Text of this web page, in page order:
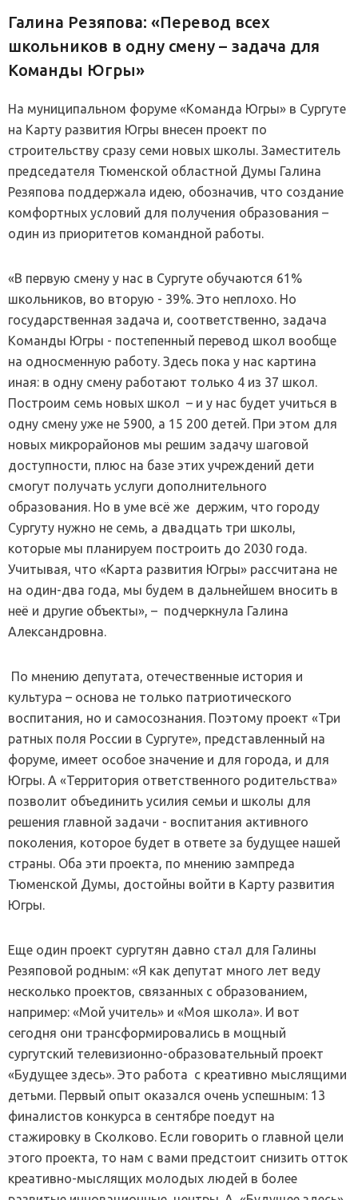
Галина Резяпова: «Перевод всех
школьников в одну смену – задача для
Команды Югры»
На муниципальном форуме «Команда Югры» в Сургуте
на Карту развития Югры внесен проект по
строительству сразу семи новых школы. Заместитель
председателя Тюменской областной Думы Галина
Резяпова поддержала идею, обозначив, что создание
комфортных условий для получения образования –
один из приоритетов командной работы.
«В первую смену у нас в Сургуте обучаются 61%
школьников, во вторую - 39%. Это неплохо. Но
государственная задача и, соответственно, задача
Команды Югры - постепенный перевод школ вообще
на односменную работу. Здесь пока у нас картина
иная: в одну смену работают только 4 из 37 школ.
Построим семь новых школ – и у нас будет учиться в
одну смену уже не 5900, а 15 200 детей. При этом для
новых микрорайонов мы решим задачу шаговой
доступности, плюс на базе этих учреждений дети
смогут получать услуги дополнительного
образования. Но в уме всё же держим, что городу
Сургуту нужно не семь, а двадцать три школы,
которые мы планируем построить до 2030 года.
Учитывая, что «Карта развития Югры» рассчитана не
на один-два года, мы будем в дальнейшем вносить в
неё и другие объекты», – подчеркнула Галина
Александровна.
По мнению депутата, отечественные история и
культура – основа не только патриотического
воспитания, но и самосознания. Поэтому проект «Три
ратных поля России в Сургуте», представленный на
форуме, имеет особое значение и для города, и для
Югры. А «Территория ответственного родительства»
позволит объединить усилия семьи и школы для
решения главной задачи - воспитания активного
поколения, которое будет в ответе за будущее нашей
страны. Оба эти проекта, по мнению зампреда
Тюменской Думы, достойны войти в Карту развития
Югры.
Еще один проект сургутян давно стал для Галины
Резяповой родным: «Я как депутат много лет веду
несколько проектов, связанных с образованием,
например: «Мой учитель» и «Моя школа». И вот
сегодня они трансформировались в мощный
сургутский телевизионно-образовательный проект
«Будущее здесь». Это работа с креативно мыслящими
детьми. Первый опыт оказался очень успешным: 13
финалистов конкурса в сентябре поедут на
стажировку в Сколково. Если говорить о главной цели
этого проекта, то нам с вами предстоит снизить отток
креативно-мыслящих молодых людей в более